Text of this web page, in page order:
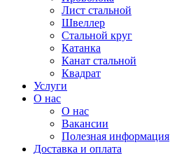
Лист стальной
Швеллер
Стальной круг
Катанка
Канат стальной
Квадрат
Услуги
О нас
О нас
Вакансии
Полезная информация
Доставка и оплата